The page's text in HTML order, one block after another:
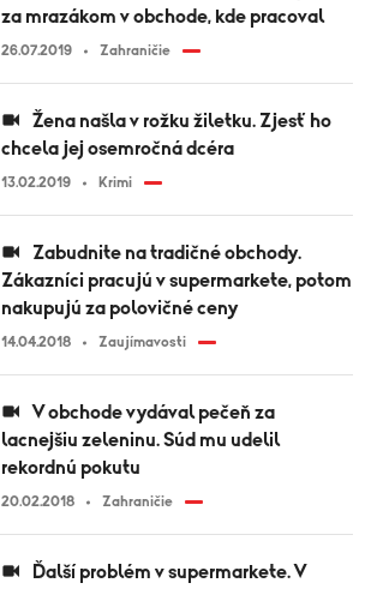
za mrazákom v obchode, kde pracoval
26.07.2019 Zahraničie
chcela jej osemročná dcéra
13.02.2019 Krimi
Zákazníci pracujú v supermarkete, potom
nakupujú za polovičné ceny
14.04.2018 Zaujímavosti
lacnejšiu zeleninu. Súd mu udelil
rekordnú pokutu
20.02.2018 Zahraničie